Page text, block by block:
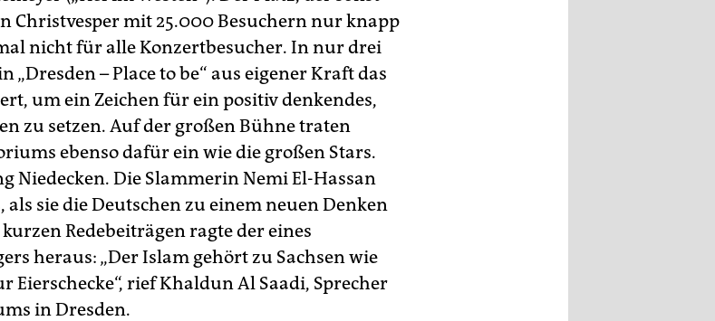
Christvesper mit 25.000 Besuchern nur knapp
nicht für alle Konzertbesucher. In nur drei
„Dresden – Place to be“ aus eigener Kraft das
um ein Zeichen für ein positiv denkendes,
zu setzen. Auf der großen Bühne traten
ebenso dafür ein wie die großen Stars.
Niedecken. Die Slammerin Nemi El-Hassan
sie die Deutschen zu einem neuen Denken
Redebeiträgen ragte der eines
heraus: „Der Islam gehört zu Sachsen wie
Eierschecke“, rief Khaldun Al Saadi, Sprecher
in Dresden.